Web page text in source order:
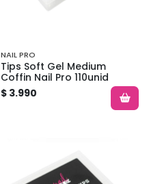
NAIL PRO
Tips Soft Gel Medium
Coffin Nail Pro 110unid
$ 3.990